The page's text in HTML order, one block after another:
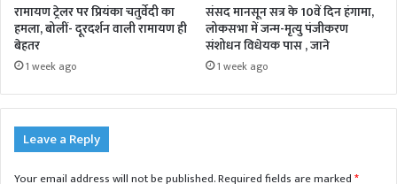
रामायण ट्रेलर पर प्रियंका चतुर्वेदी का
हमला, बोलीं- दूरदर्शन वाली रामायण ही
बेहतर
1 week ago
संसद मानसून सत्र के 10वें दिन हंगामा,
लोकसभा में जन्म-मृत्यु पंजीकरण
संशोधन विधेयक पास , जाने
1 week ago
Leave a Reply
Your email address will not be published.Required fields are marked*